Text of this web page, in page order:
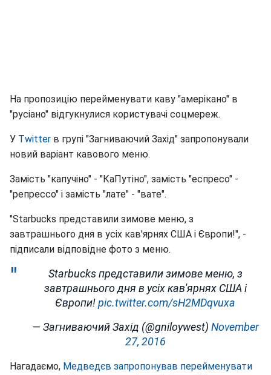
На пропозицію перейменувати каву "амерікано" в
"русіано" відгукнулися користувачі соцмереж.
У Twitter в групі "Загниваючий Захід" запропонували
новий варіант кавового меню.
Замість "капучіно" - "КаПутіно", замість "еспресо" -
"репрессо" і замість "лате" - "вате".
"Starbucks представили зимове меню, з
завтрашнього дня в усіх кав'ярнях США і Європи!", -
підписали відповідне фото з меню.
Starbucks представили зимове меню, з
завтрашнього дня в усіх кав'ярнях США і
Європи!pic.twitter.com/sH2MDqvuxa
— Загниваючий Захід (@gniloywest) November
27, 2016
Нагадаємо, Медведєв запропонував перейменувати